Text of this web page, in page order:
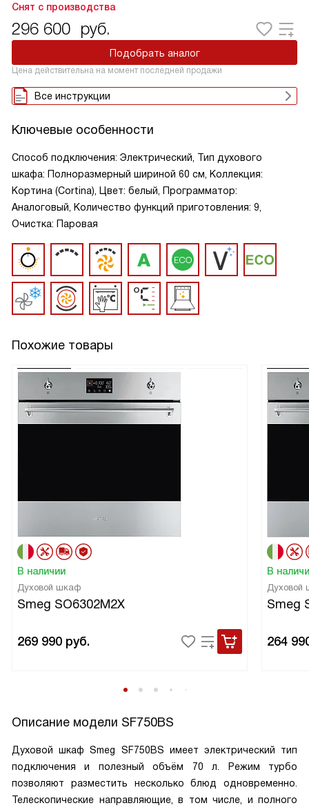
Снят с производства
296 600 руб.
Подобрать аналог
Цена действительна на момент последней продажи
Все инструкции
Ключевые особенности
Способ подключения: Электрический, Тип духового
шкафа: Полноразмерный шириной 60 см, Коллекция:
Кортина (Cortina), Цвет: белый, Программатор:
Аналоговый, Количество функций приготовления: 9,
Очистка: Паровая
Похожие товары
В наличии
Духовой шкаф
Smeg SO6302M2X
269 990 руб.
В
Духовой
Smeg
264
Описание модели SF750BS
Духовой шкаф Smeg SF750BS имеет электрический тип
подключения и полезный объём 70 л. Режим турбо
позволяют разместить несколько блюд одновременно.
Телескопические направляющие, в том числе, и полного